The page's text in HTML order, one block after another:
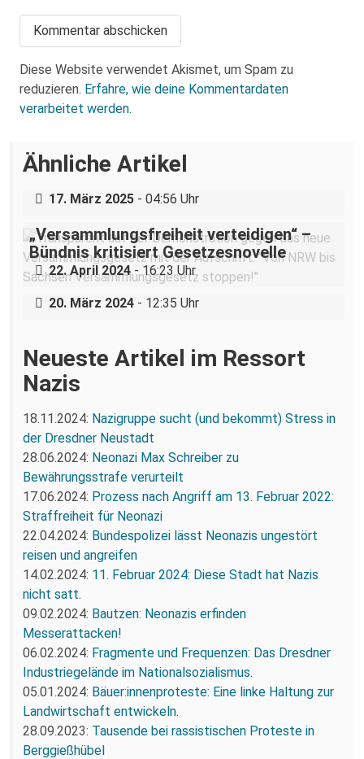
Diese Website verwendet Akismet, um Spam zu
reduzieren. Erfahre, wie deine Kommentardaten
verarbeitet werden.
Ähnliche Artikel
Holocaustgedenktag in Coswig bei
17. März 2025 - 04:56 Uhr
„Versammlungsfreiheit verteidigen“ –
Bündnis kritisiert Gesetzesnovelle
22. April 2024- 16:23 Uhr
„Ein Krankenhaus, eine Belegschaft“ –
Arbeitskampf am städtischen Klinikum
20. März 2024 - 12:35 Uhr
Neueste Artikel im Ressort
Nazis
18.11.2024: Nazigruppe sucht (und bekommt) Stress in
der Dresdner Neustadt
28.06.2024: Neonazi Max Schreiber zu
Bewährungsstrafe verurteilt
17.06.2024: Prozess nach Angriff am 13. Februar 2022:
Straffreiheit für Neonazi
22.04.2024: Bundespolizei lässt Neonazis ungestört
reisen und angreifen
14.02.2024: 11. Februar 2024: Diese Stadt hat Nazis
nicht satt.
09.02.2024: Bautzen: Neonazis erfinden
Messerattacken!
06.02.2024: Fragmente und Frequenzen: Das Dresdner
Industriegelände im Nationalsozialismus.
05.01.2024: Bäuer:innenproteste: Eine linke Haltung zur
Landwirtschaft entwickeln.
28.09.2023: Tausende bei rassistischen Proteste in
Berggießhübel